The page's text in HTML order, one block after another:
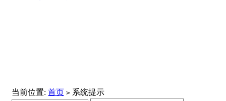
当前位置: 首页 > 系统提示